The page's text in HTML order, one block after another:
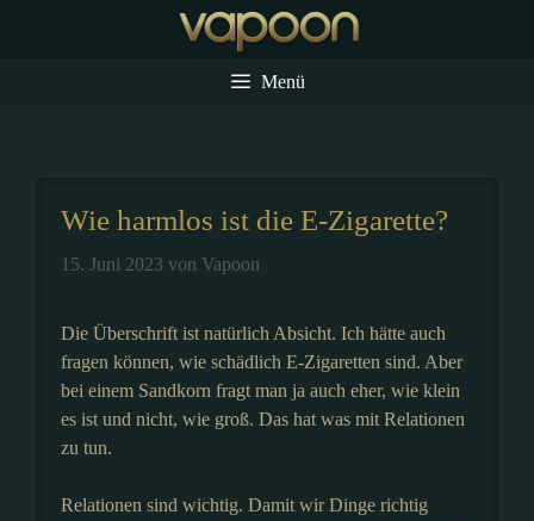
Menü
Wie harmlos ist die E-Zigarette?
15. Juni 2023 von Vapoon
Die Überschrift ist natürlich Absicht. Ich hätte auch
fragen können, wie schädlich E-Zigaretten sind. Aber
bei einem Sandkorn fragt man ja auch eher, wie klein
es ist und nicht, wie groß. Das hat was mit Relationen
zu tun.
Relationen sind wichtig. Damit wir Dinge richtig